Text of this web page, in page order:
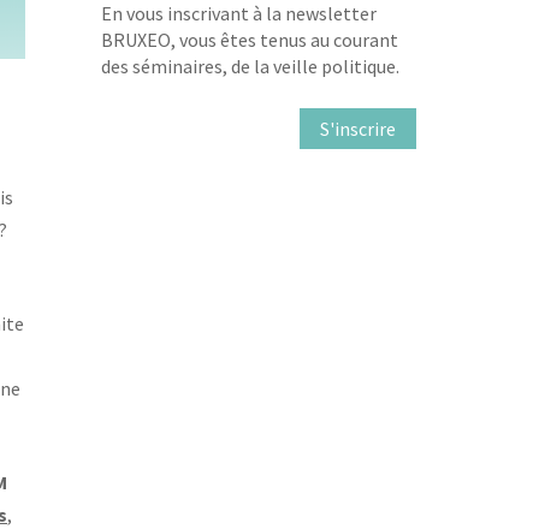
,
En vous inscrivant à la newsletter
BRUXEO, vous êtes tenus au courant
des séminaires, de la veille politique.
S'inscrire